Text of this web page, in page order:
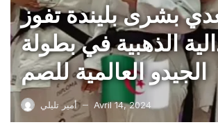
بشرى بليندة تفوز
الذهبية في بطولة
الجيدو العالمية للصم
أمير تليلي — Avril 14, 2024